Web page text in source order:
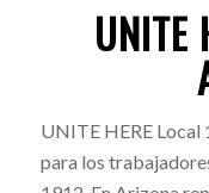
UNITE
UNITE HERE Local
para los